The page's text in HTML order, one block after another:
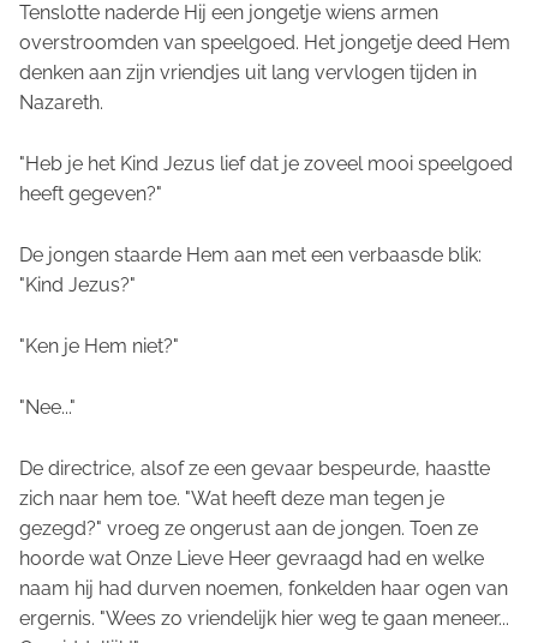
Tenslotte naderde Hij een jongetje wiens armen
overstroomden van speelgoed. Het jongetje deed Hem
denken aan zijn vriendjes uit lang vervlogen tijden in
Nazareth.
"Heb je het Kind Jezus lief dat je zoveel mooi speelgoed
heeft gegeven?"
De jongen staarde Hem aan met een verbaasde blik:
"Kind Jezus?"
"Ken je Hem niet?"
"Nee..."
De directrice, alsof ze een gevaar bespeurde, haastte
zich naar hem toe. "Wat heeft deze man tegen je
gezegd?" vroeg ze ongerust aan de jongen. Toen ze
hoorde wat Onze Lieve Heer gevraagd had en welke
naam hij had durven noemen, fonkelden haar ogen van
ergernis. "Wees zo vriendelijk hier weg te gaan meneer...